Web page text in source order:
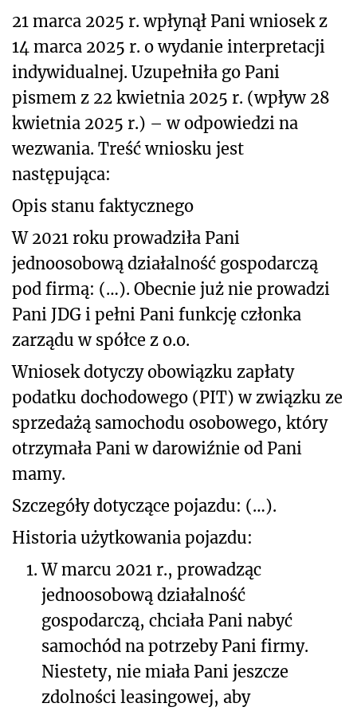
21 marca 2025 r. wpłynął Pani wniosek z
14 marca 2025 r. o wydanie interpretacji
indywidualnej. Uzupełniła go Pani
pismem z 22 kwietnia 2025 r. (wpływ 28
kwietnia 2025 r.) – w odpowiedzi na
wezwania. Treść wniosku jest
następująca:
Opis stanu faktycznego
W 2021 roku prowadziła Pani
jednoosobową działalność gospodarczą
pod firmą: (…). Obecnie już nie prowadzi
Pani JDG i pełni Pani funkcję członka
zarządu w spółce z o.o.
Wniosek dotyczy obowiązku zapłaty
podatku dochodowego (PIT) w związku ze
sprzedażą samochodu osobowego, który
otrzymała Pani w darowiźnie od Pani
mamy.
Szczegóły dotyczące pojazdu: (…).
Historia użytkowania pojazdu:
1. W marcu 2021 r., prowadząc
jednoosobową działalność
gospodarczą, chciała Pani nabyć
samochód na potrzeby Pani firmy.
Niestety, nie miała Pani jeszcze
zdolności leasingowej, aby